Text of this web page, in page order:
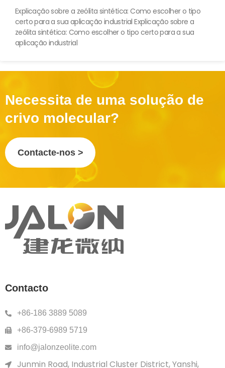
Explicação sobre a zeólita sintética: Como escolher o tipo
certo para a sua aplicação industrial Explicação sobre a
zeólita sintética: Como escolher o tipo certo para a sua
aplicação industrial
Necessita de uma solução de
crivo molecular?
Contacte-nos >
Contacto
+86-186 3889 5089
+86-379-6989 5719
info@jalonzeolite.com
Junmin Road, Industrial Cluster District, Yanshi,